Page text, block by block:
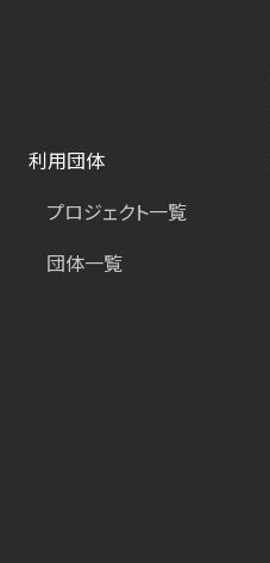
利用団体
プロジェクト一覧
団体一覧